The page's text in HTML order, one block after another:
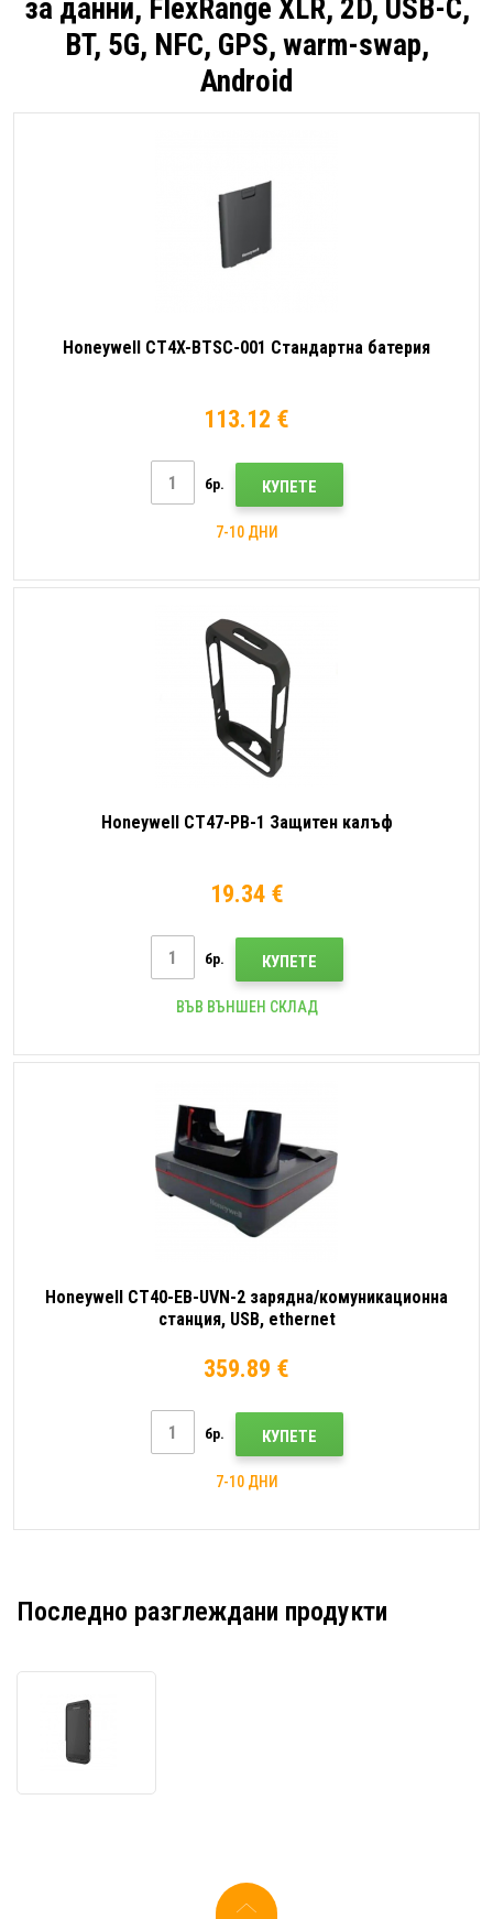
за данни, FlexRange XLR, 2D, USB-C,
BT, 5G, NFC, GPS, warm-swap,
Android
Honeywell CT4X-BTSC-001 Стандартна батерия
113.12 €
бр. КУПЕТЕ
7-10 ДНИ
Honeywell CT47-PB-1 Защитен калъф
19.34 €
бр. КУПЕТЕ
ВЪВ ВЪНШЕН СКЛАД
Honeywell CT40-EB-UVN-2 зарядна/комуникационна
станция, USB, ethernet
359.89 €
бр. КУПЕТЕ
7-10 ДНИ
Последно разглеждани продукти
5ED1E0G